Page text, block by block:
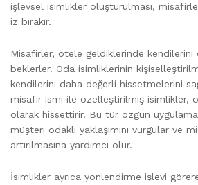
işlevsel isimlikler oluşturulması,
iz bırakır.
Misafirler, otele geldiklerinde kendilerini
beklerler. Oda isimliklerinin
kendilerini daha değerli hissetmelerini
misafir ismi ile özelleştirilmiş isimlikler,
olarak hissettirir. Bu tür özgün
müşteri odaklı yaklaşımını vurgular ve
artırılmasına yardımcı olur.
İsimlikler ayrıca yönlendirme işlevi